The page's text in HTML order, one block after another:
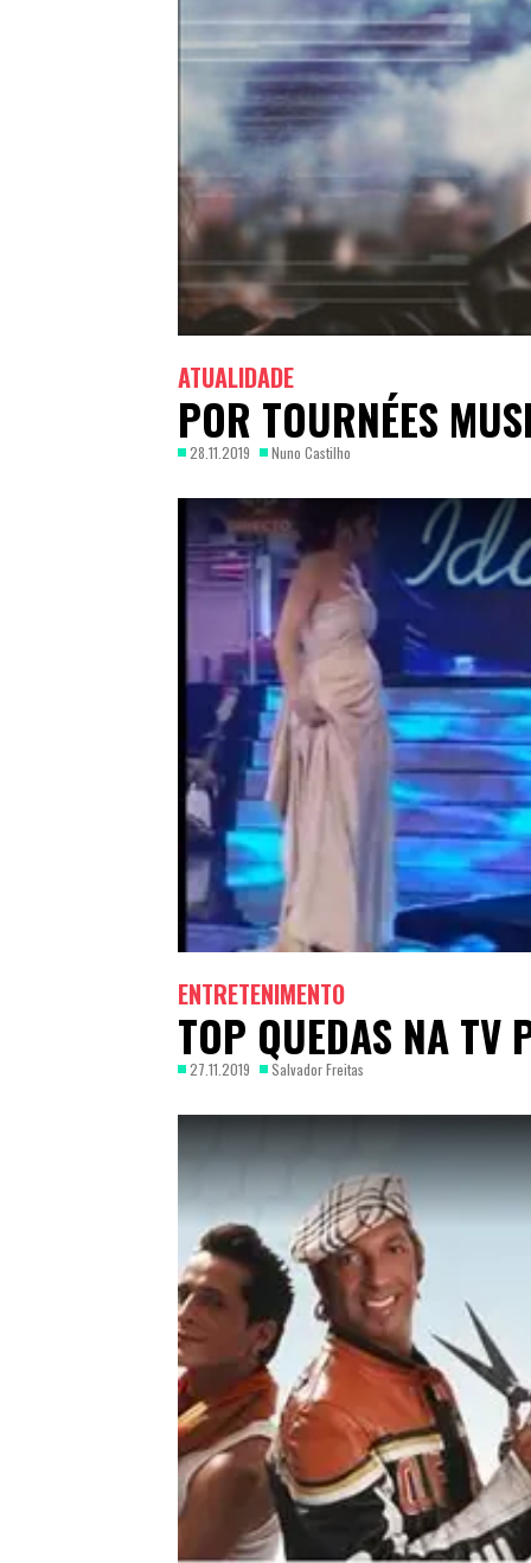
ATUALIDADE
POR TOURNÉES
28.11.2019 Nuno Castilho
ENTRETENIMENTO
TOP QUEDAS NA TV
27.11.2019 Salvador Freitas